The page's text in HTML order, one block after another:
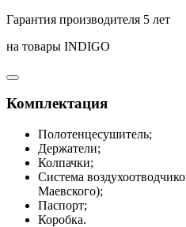
Гарантия производителя 5 лет
на товары INDIGO
Комплектация
Полотенцесушитель;
Держатели;
Колпачки;
Система
Маевского);
Паспорт;
Коробка.